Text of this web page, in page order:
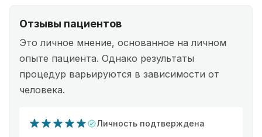
Отзывы пациентов
Это личное мнение, основанное на личном
опыте пациента. Однако результаты
процедур варьируются в зависимости от
человека.
Личность подтверждена